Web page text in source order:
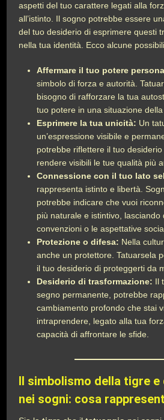
aspetti del tuo carattere legati alla
all’istinto. Il sogno potrebbe essere
del tuo desiderio di esprimere questi
nella tua identità. Ecco alcune
Affermare il tuo potere
simbolo di forza e autorità.
bisogno di rafforzare la tua
tuo potere in una situazione della
Esprimere la tua unicità: Un
un’espressione visibile e
potrebbe riflettere il tuo
rendere visibili le tue qualità più
Connessione con il tuo lato
rappresenta istinto e libertà.
potrebbe indicare che vuoi
più naturale e istintivo, lasciando
convenzioni o le aspettative
Protezione o difesa: Nella
anche un protettore. Tatuarsela
il tuo desiderio di proteggerti da
Desiderio di trasformazione: Il
segno permanente, potrebbe
cambiamento profondo che stai
intraprendere, legato alla tua
capacità di affrontare le sfide.
Il simbolismo della tigre
nei sogni: cosa